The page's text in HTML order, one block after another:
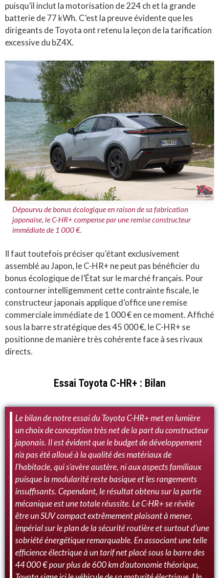
puisqu’il inclut la motorisation de 224 ch et la grande
batterie de 77 kWh. C’est la preuve évidente que les
dirigeants de Toyota ont retenu la leçon de la tarification
excessive du bZ4X.
Dépourvu de bonus écologique en raison de sa fabrication
japonaise, le C-HR+ compense par une remise constructeur
immédiate de 1 000 €.
Il faut toutefois préciser qu’étant exclusivement
assemblé au Japon, le C-HR+ ne peut pas bénéficier du
bonus écologique de l’État sur le marché français. Pour
contourner intelligemment cette contrainte fiscale, le
constructeur japonais applique d’office une remise
commerciale immédiate de 1 000 € en ce moment. Affiché
sous la barre stratégique des 45 000 €, le C-HR+ se
positionne de manière très cohérente face à ses rivaux
directs.
Essai Toyota C-HR+ : Bilan
Le bilan de notre essai du Toyota C-HR+ met en lumière
un choix de conception très net de la part du constructeur
japonais. Il est évident que le budget de développement
n’a pas été alloué à la qualité des matériaux de
l’habitacle, qui s’avère austère, ni aux aspects familiaux
puisque la modularité reste basique et les rangements
insuffisants. Cependant, le résultat obtenu sur la partie
mécanique est une totale réussite. Le C-HR+ se révèle
être un SUV compact extrêmement plaisant à mener,
impérial sur le plan de la sécurité routière et surtout d’une
sobriété énergétique remarquable. En associant une telle
efficience électrique à un tarif net placé sous la barre des
44 000 € pour plus de 600 km d’autonomie théorique,